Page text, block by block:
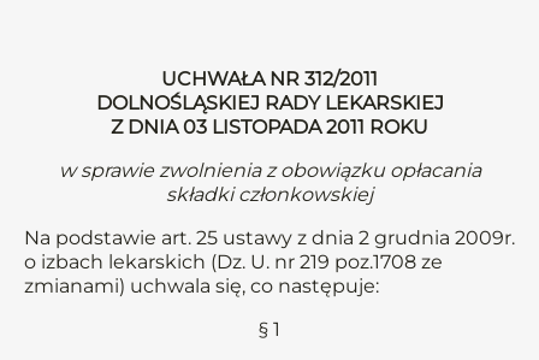
UCHWAŁA NR 312/2011
DOLNOŚLĄSKIEJ RADY LEKARSKIEJ
Z DNIA 03 LISTOPADA 2011 ROKU
w sprawie zwolnienia z obowiązku opłacania
składki członkowskiej
Na podstawie art. 25 ustawy z dnia 2 grudnia 2009r.
o izbach lekarskich (Dz. U. nr 219 poz.1708 ze
zmianami) uchwala się, co następuje:
§ 1